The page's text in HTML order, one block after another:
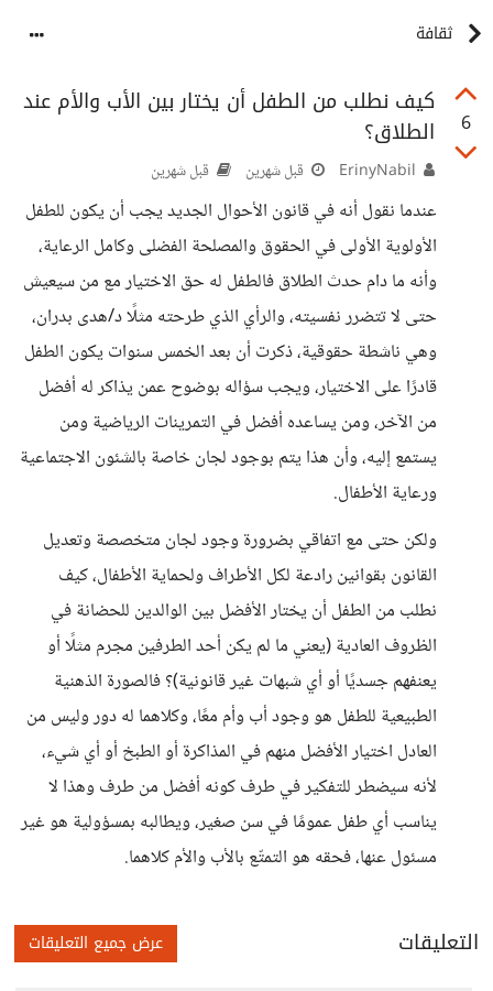
ثقافة
6
كيف نطلب من الطفل أن يختار بين الأب والأم عند
الطلاق؟
قبل شهرين قبل شهرين
عندما نقول أنه في قانون الأحوال الجديد يجب أن يكون للطفل
الأولوية الأولى في الحقوق والمصلحة الفضلى وكامل الرعاية،
وأنه ما دام حدث الطلاق فالطفل له حق الاختيار مع من سيعيش
حتى لا تتضرر نفسيته، والرأي الذي طرحته مثلًا د/هدى بدران،
وهي ناشطة حقوقية، ذكرت أن بعد الخمس سنوات يكون الطفل
قادرًا على الاختيار، ويجب سؤاله بوضوح عمن يذاكر له أفضل
من الآخر، ومن يساعده أفضل في التمرينات الرياضية ومن
يستمع إليه، وأن هذا يتم بوجود لجان خاصة بالشئون الاجتماعية
ورعاية الأطفال.
ولكن حتى مع اتفاقي بضرورة وجود لجان متخصصة وتعديل
القانون بقوانين رادعة لكل الأطراف ولحماية الأطفال، كيف
نطلب من الطفل أن يختار الأفضل بين الوالدين للحضانة في
الظروف العادية (يعني ما لم يكن أحد الطرفين مجرم مثلًا أو
يعنفهم جسديًا أو أي شبهات غير قانونية)؟ فالصورة الذهنية
الطبيعية للطفل هو وجود أب وأم معًا، وكلاهما له دور وليس من
العادل اختيار الأفضل منهم في المذاكرة أو الطبخ أو أي شيء،
لأنه سيضطر للتفكير في طرف كونه أفضل من طرف وهذا لا
يناسب أي طفل عمومًا في سن صغير، ويطالبه بمسؤولية هو غير
مسئول عنها، فحقه هو التمتّع بالأب والأم كلاهما.
التعليقات عرض جميع التعليقات